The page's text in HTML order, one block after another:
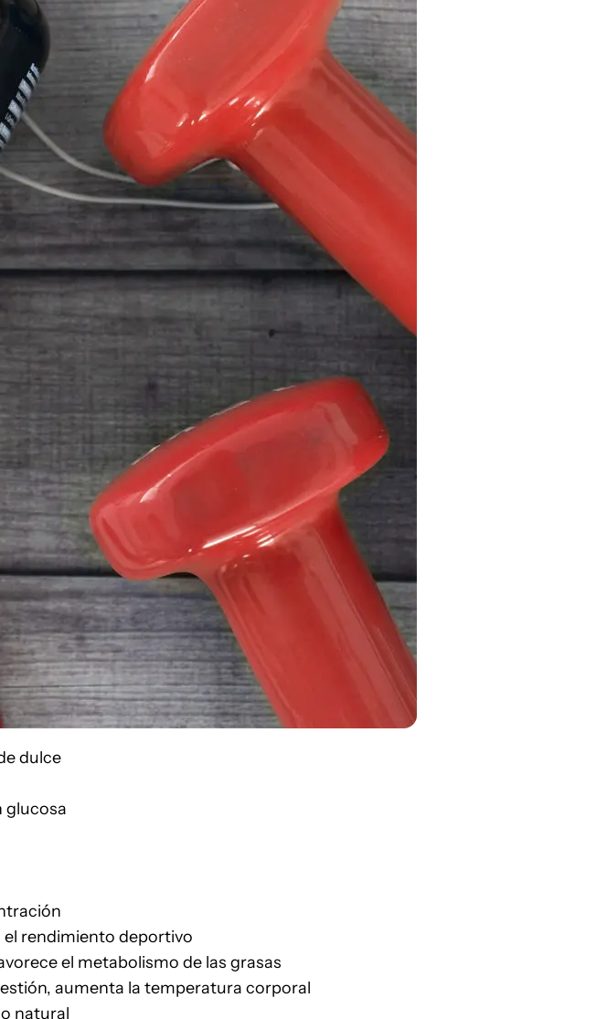
dulce
glucosa
el rendimiento deportivo
el metabolismo de las grasas
aumenta la temperatura corporal
natural